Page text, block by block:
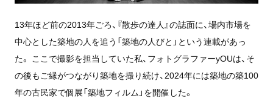
13年ほど前の2013年ごろ、『散歩の達人』の誌面に、場内市場を
中心とした築地の人を追う「築地の人びと」という連載があっ
た。 ここで撮影を担当していた私、フォトグラファーyOUは、そ
の後もご縁がつながり築地を撮り続け、2024年には築地の築100
年の古民家で個展「築地フィルム」を開催した。